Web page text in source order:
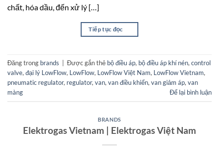
chất, hóa dầu, đến xử lý […]
Tiếp tục đọc
Đăng trong brands Được gắn thẻ bộ điều áp, bộ điều áp khí nén, control
valve, đại lý LowFlow, LowFlow, LowFlow Việt Nam, LowFlow Vietnam,
pneumatic regulator, regulator, van, van điều khiển, van giảm áp, van
màng
Để lại bình luận
BRANDS
Elektrogas Vietnam | Elektrogas Việt Nam